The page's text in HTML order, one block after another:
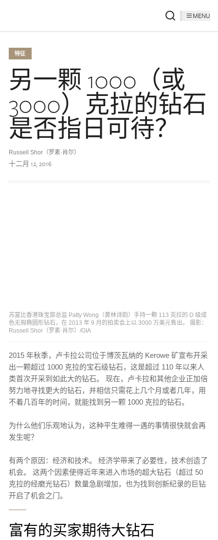
MENU
特征
另一颗 1000（或
3000）克拉的钻石
是否指日可待？
Russell Shor（罗素·肖尔）
十二月 12, 2016
苏富比香港珠宝部总监 Patty Wong（黄林诗韵）手持一颗 113 克拉的 D 级成
色无瑕椭圆形钻石，在 2013 年 9 月的拍卖会上以 3000 万美元售出。 摄影：
Russell Shor（罗素·肖尔）/GIA
2015 年秋季，卢卡拉公司位于博茨瓦纳的 Kerowe 矿宣布开采
出一颗超过 1000 克拉的宝石级钻石，这是超过 110 年以来人
类首次开采到如此大的钻石。 现在，卢卡拉和其他企业正加倍
努力地寻找更大的钻石，并相信只需花上几个月或者几年，用
不着几百年的时间，就能找到另一颗 1000 克拉的钻石。
为什么他们乐观地认为，这种平生难得一遇的事情很快就会再
发生呢？
有两个原因：经济和技术。 经济学带来了必要性，技术创造了
机会。 这两个因素使得近年来进入市场的超大钻石（超过 50
克拉的经磨光钻石）数量急剧增加，也为找到创新纪录的巨钻
开启了机会之门。
富有的买家期待大钻石